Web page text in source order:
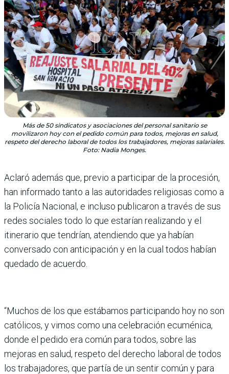
Más de 50 sindicatos y asociaciones del personal sanitario se
movilizaron hoy con el pedido común para todos, mejoras en salud,
respeto del derecho laboral de todos los trabajadores, mejoras salariales.
Foto: Nadia Monges.
Aclaró además que, previo a participar de la procesión,
han informado tanto a las autoridades religiosas como a
la Policía Nacional, e incluso publicaron a través de sus
redes sociales todo lo que estarían realizando y el
itinerario que tendrían, atendiendo que ya habían
conversado con anticipación y en la cual todos habían
quedado de acuerdo.
“Muchos de los que estábamos participando hoy no son
católicos, y vimos como una celebración ecuménica,
donde el pedido era común para todos, sobre las
mejoras en salud, respeto del derecho laboral de todos
los trabajadores, que partía de un sentir común y para